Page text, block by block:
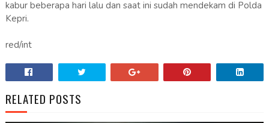
kabur beberapa hari lalu dan saat ini sudah mendekam di Polda
Kepri.
red/int
RELATED POSTS